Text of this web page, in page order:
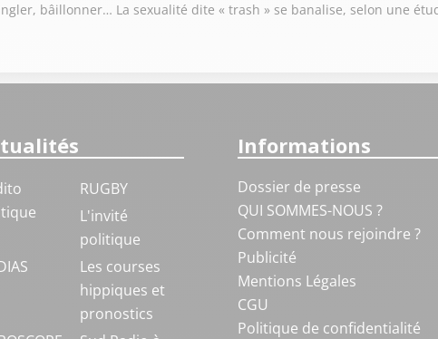
bâillonner… La sexualité dite « trash » se banalise, selon une
RUGBY
L'invité
politique
Les courses
hippiques et
pronostics
Informations
Dossier de presse
QUI SOMMES-NOUS ?
Comment nous rejoindre ?
Publicité
Mentions Légales
CGU
Politique de confidentialité